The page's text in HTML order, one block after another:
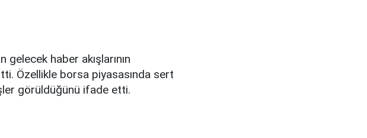
haber akışlarının
Özellikle borsa piyasasında sert
görüldüğünü ifade etti.